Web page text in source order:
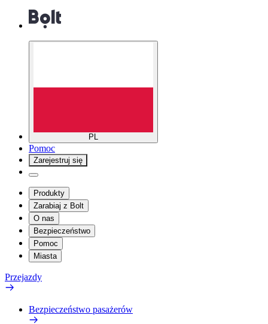
PL
Pomoc
Zarejestruj się
Produkty
Zarabiaj z Bolt
O nas
Bezpieczeństwo
Pomoc
Miasta
Przejazdy
Bezpieczeństwo pasażerów